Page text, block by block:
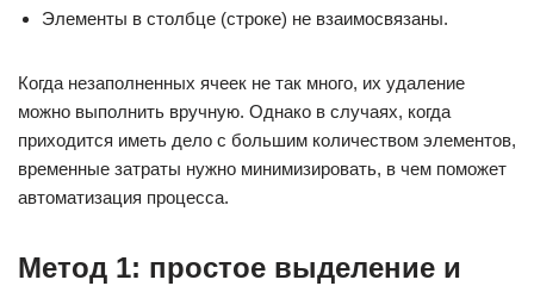
Элементы в столбце (строке) не взаимосвязаны.
Когда незаполненных ячеек не так много, их удаление
можно выполнить вручную. Однако в случаях, когда
приходится иметь дело с большим количеством элементов,
временные затраты нужно минимизировать, в чем поможет
автоматизация процесса.
Метод 1: простое выделение и